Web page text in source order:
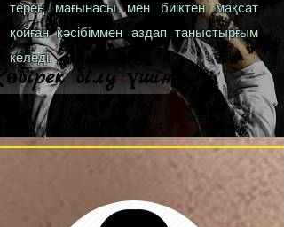
терең мағынасы мен биіктен мақсат
қойған кәсібіммен аздап таныстырғым
келеді.
білу үшін